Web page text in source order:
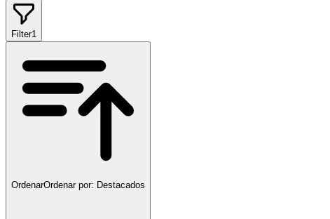
Filter1
OrdenarOrdenar por: Destacados